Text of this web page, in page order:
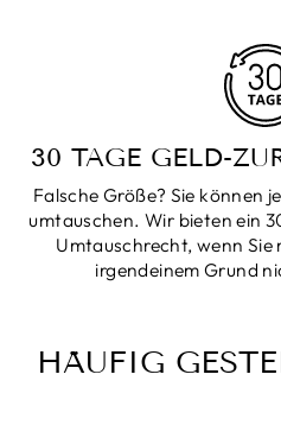
30 TAGE GELD-
Falsche Größe? Sie können
umtauschen. Wir bieten ein
Umtauschrecht, wenn Sie
irgendeinem Grund
HÄUFIG